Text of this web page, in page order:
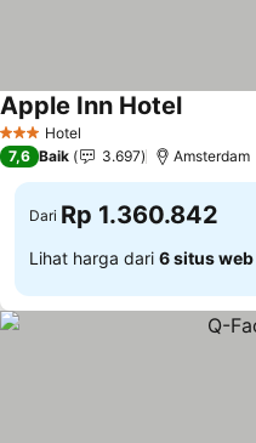
3 BintangHotel
Apple Inn Hotel
7,6 Baik 3.697 Amsterdam
Dari Rp 1.360.842
Lihat harga dari 6 situs web